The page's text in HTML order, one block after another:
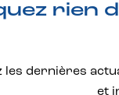
rien
les dernières
et